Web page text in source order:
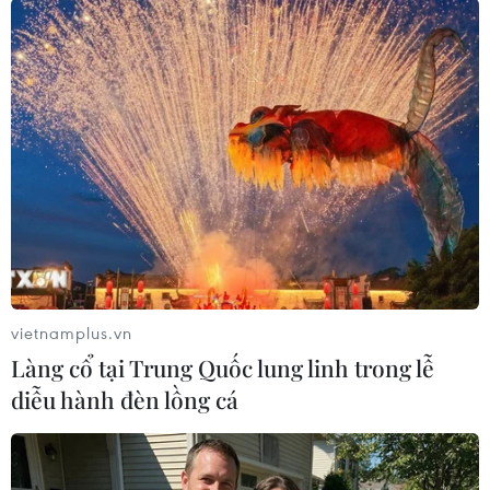
đúng vớithời hạn đã ký kết./.
Mạnh Tú (TTXVN)
vietnamplus.vn
Làng cổ tại Trung Quốc lung linh trong lễ
diễu hành đèn lồng cá